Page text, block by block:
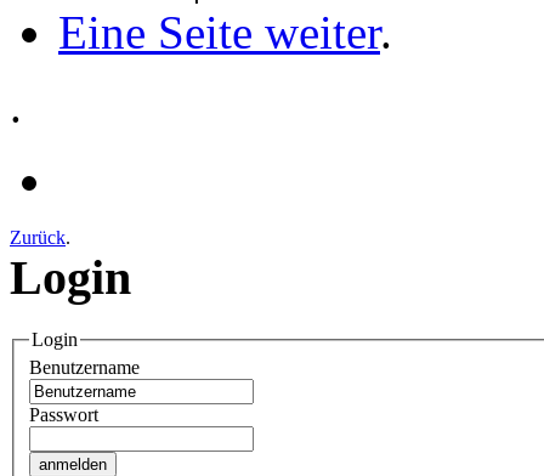
Eine Seite weiter.
.
Zurück.
Login
Login
Benutzername
Passwort